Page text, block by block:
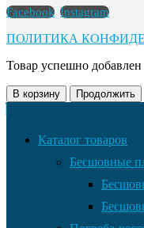
Facebook Instagram
ПОЛИТИКА
Товар успешно добавлен
В корзину Продолжить
Каталог товаров
Бесшовные